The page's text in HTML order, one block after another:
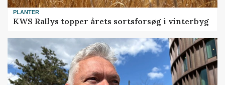
PLANTER
KWS Rallys topper årets sortsforsøg i vinterbyg